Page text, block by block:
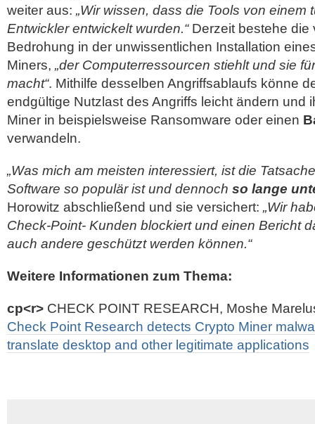
weiter aus: „Wir wissen, dass die Tools von einem
Entwickler entwickelt wurden.“Derzeit bestehe die
Bedrohung in der unwissentlichen Installation
Miners, „der Computerressourcen stiehlt und sie
macht“. Mithilfe desselben Angriffsablaufs könne
endgültige Nutzlast des Angriffs leicht ändern und
Miner in beispielsweise Ransomware oder einen
verwandeln.
„Was mich am meisten interessiert, ist die
Software so populär ist und dennoch so lange
Horowitz abschließend und sie versichert: „Wir
Check-Point- Kunden blockiert und einen Bericht
auch andere geschützt werden können.“
Weitere Informationen zum Thema:
cp<r> CHECK POINT RESEARCH, Moshe
Check Point Research detects Crypto Miner
translate desktop and other legitimate applications